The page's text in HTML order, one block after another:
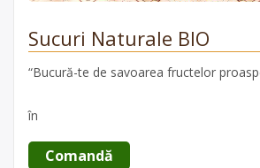
Sucuri Naturale BIO
“Bucură-te de savoarea fructelor
în
Comandă